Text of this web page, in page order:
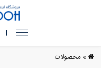
|
» محصولات